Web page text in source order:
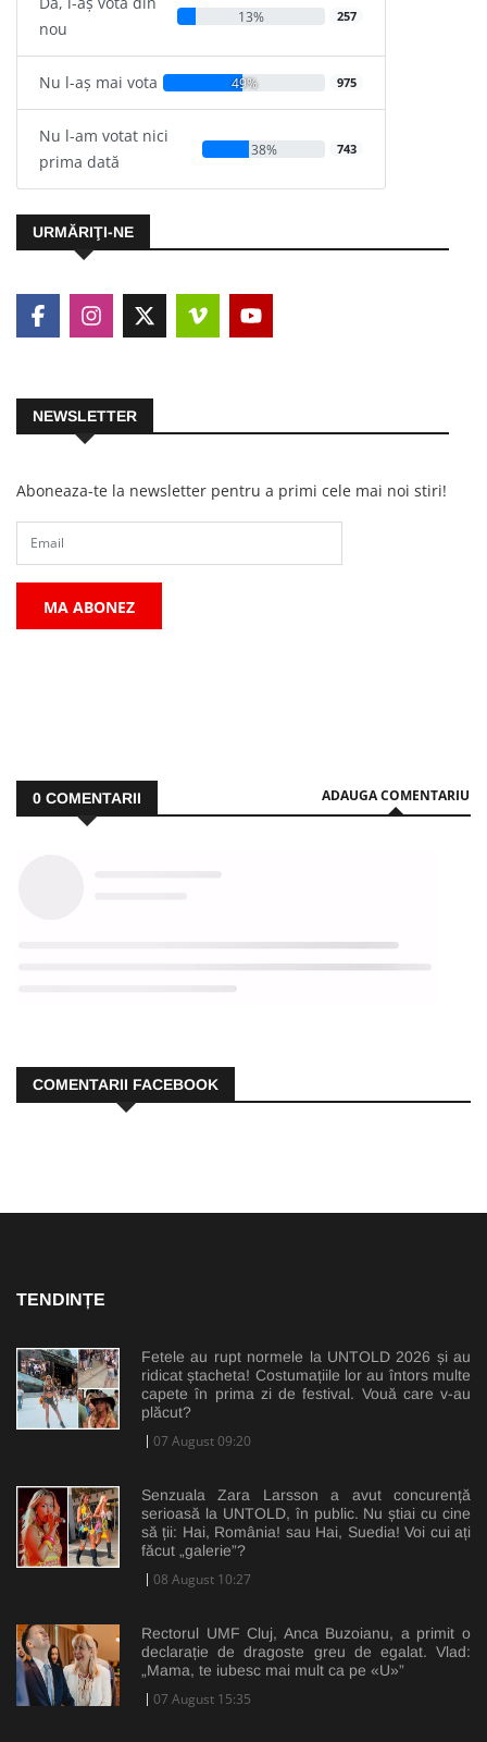
nou
13% 257
Nu l-aș mai vota 49% 975
Nu l-am votat nici
prima dată
38% 743
URMĂRIŢI-NE
NEWSLETTER
Aboneaza-te la newsletter pentru a primi cele mai noi stiri!
MA ABONEZ
0 COMENTARII ADAUGA COMENTARIU
COMENTARII FACEBOOK
TENDINȚE
Fetele au rupt normele la UNTOLD 2026 și au
ridicat ștacheta! Costumațiile lor au întors multe
capete în prima zi de festival. Vouă care v-au
plăcut?
07 August 09:20
Senzuala Zara Larsson a avut concurență
serioasă la UNTOLD, în public. Nu știai cu cine
să ții: Hai, România! sau Hai, Suedia! Voi cui ați
făcut „galerie”?
08 August 10:27
Rectorul UMF Cluj, Anca Buzoianu, a primit o
declarație de dragoste greu de egalat. Vlad:
„Mama, te iubesc mai mult ca pe «U»”
07 August 15:35